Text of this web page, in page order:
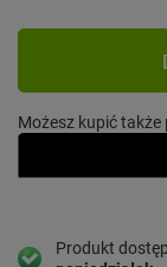
Możesz kupić także
Produkt